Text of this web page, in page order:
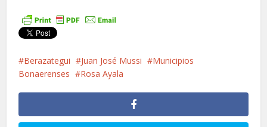
Berazategui Juan José Mussi
Municipios
Bonaerenses
Rosa Ayala